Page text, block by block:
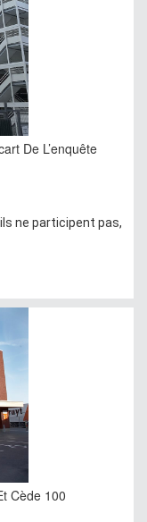
De L’enquête
ne participent pas,
Cède 100